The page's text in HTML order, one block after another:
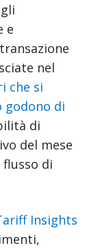
e
nel
che si
godono di
di
del mese
di
Insights